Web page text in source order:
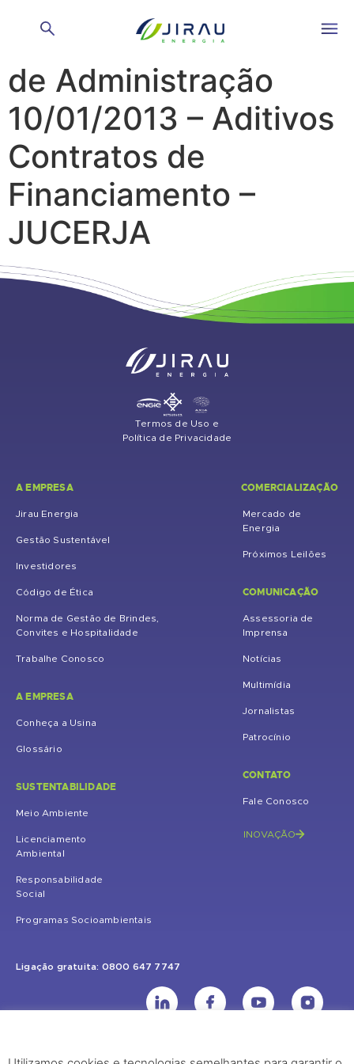
Reunião de Conselho
de Administração
10/01/2013 – Aditivos
Contratos de
Financiamento –
JUCERJA
Termos de Uso e
Política de Privacidade
A EMPRESA
Jirau Energia
Gestão Sustentável
Investidores
Código de Ética
Norma de Gestão de Brindes,
Convites e Hospitalidade
Trabalhe Conosco
A EMPRESA
Conheça a Usina
Glossário
SUSTENTABILIDADE
Meio Ambiente
Licenciamento
Ambiental
Responsabilidade
Social
Programas Socioambientais
COMERCIALIZAÇÃO
Mercado de
Energia
Próximos Leilões
COMUNICAÇÃO
Assessoria de
Imprensa
Notícias
Multimídia
Jornalistas
Patrocínio
CONTATO
Fale Conosco
INOVAÇÃO
Ligação gratuita: 0800 647 7747